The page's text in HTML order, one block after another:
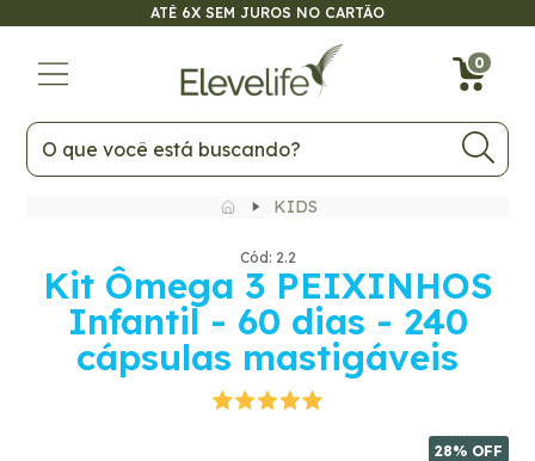
ATÉ 6X SEM JUROS NO CARTÃO
0
KIDS
Cód: 2.2
Kit Ômega 3 PEIXINHOS
Infantil - 60 dias - 240
cápsulas mastigáveis
28% OFF
28% OFF